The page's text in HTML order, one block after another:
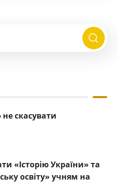
не скасувати
«Історію України» та
освіту» учням на